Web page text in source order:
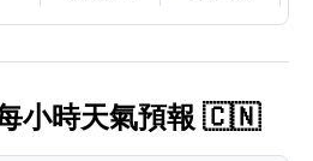
小時天氣預報 🇨🇳